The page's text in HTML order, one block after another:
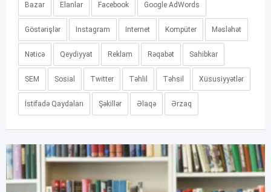
Bazar Elanlar Facebook Google AdWords
Göstərişlər Instagram Internet Kompüter Məsləhət
Nəticə Qeydiyyat Reklam Rəqabət Sahibkar
SEM Sosial Twitter Təhlil Təhsil Xüsusiyyətlər
İstifadə Qaydaları Şəkillər Əlaqə Ərzaq